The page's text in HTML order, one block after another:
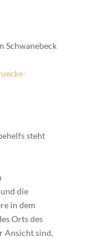
Schwanebeck
steht
die
in dem
Orts des
Ansicht sind,